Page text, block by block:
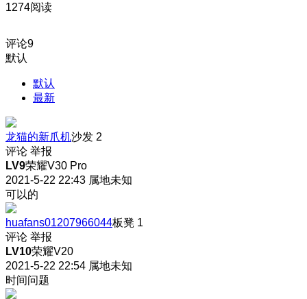
1274阅读
评论9
默认
默认
最新
龙猫的新爪机沙发 2
评论 举报
LV9荣耀V30 Pro
2021-5-22 22:43 属地未知
可以的
huafans01207966044板凳 1
评论 举报
LV10荣耀V20
2021-5-22 22:54 属地未知
时间问题